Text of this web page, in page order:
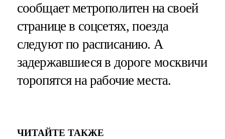
сообщает метрополитен на своей
странице в соцсетях, поезда
следуют по расписанию. А
задержавшиеся в дороге москвичи
торопятся на рабочие места.
ЧИТАЙТЕ ТАКЖЕ